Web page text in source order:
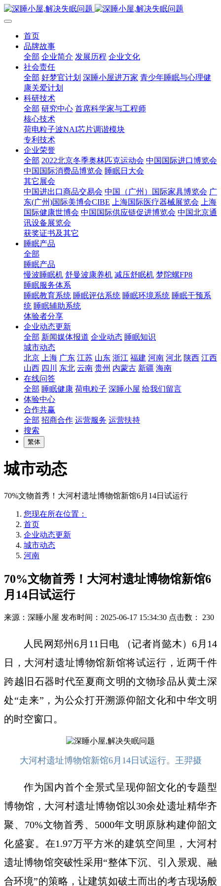
首页
品牌故事
全部 企业简介 发展历程 企业文化
社会责任
全部 好梦官计划 深睡小屋进万家 青少年睡眠与心理健
康关爱计划
科研技术
全部 研究中心 首席科学家与工程师
核心技术
荷电粒子波NAI芯片调谐模块
专利技术
企业荣誉
全部 2022北京冬季奥林匹克运动会 中国国际进口博览会
中国国际消费品博览会 睡眠日大会
其它展会
中国进出口商品交易会 中国（广州）国际家具博览会 广
东(广州)国际美博会CIBE
上海国际医疗器械展览会
上海
国际健康世博会 中国国际供应链促进博览会 中国北京通
讯设备展览会
获奖证书及其它
睡眠产品
全部
睡眠产品
慢波睡眠机 舒曼波康养机 减压舒眠机 梦陀螺FP8
睡眠服务体系
睡眠教育系统 睡眠评估系统 睡眠环境系统 睡眠干预系
统 睡眠辅助系统
体验者分享
企业动态更新
全部 新闻媒体报道 企业动态 睡眠知识
城市动态
北京
上海 广东 江苏 山东 浙江 福建 河南 河北 陕西 江西
山西 四川 东北 云南 贵州 内蒙古 新疆 海南
在线问答
全部 睡眠健康 荷电粒子 深睡小屋 给我们留言
体验中心
合作共赢
全部 招商合作 运营服务 运营扶持
搜索
繁体
城市动态
70%文物首秀！大河村遗址博物馆新馆6月14日试运行
您现在所在位置：
首页
企业动态更新
城市动态
河南
70%文物首秀！大河村遗址博物馆新馆6
月14日试运行
来源：深睡小屋 发布时间：2025-06-17 15:34:30 点击数： 230
人民网郑州6月11日电 （记者肖懿木）6月14
日，大河村遗址博物馆新馆将试运行，近两千件
跨越旧石器时代至夏商文明的文物珍品从黄土深
处“走来”，为公众打开溯源仰韶文化和中华文明
的时空窗口。
大河村遗址博物馆新馆6月14日试运行。王羿摄
作为国内首个全景式呈现仰韶文化的专题型
博物馆，大河村遗址博物馆以30余处遗址精华齐
聚、70%文物首秀、5000年文明原脉构建仰韶文
化盛宴。在1.97万平方米的建筑空间里，大河村
遗址博物馆突破性采用“整体下沉、引入景观、融
合环境”的策略，让建筑如破土而出的考古现场般